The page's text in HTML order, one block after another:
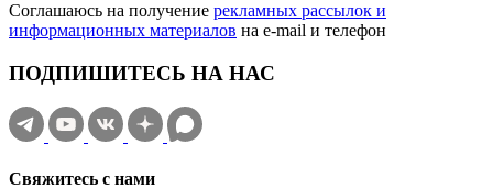
Соглашаюсь на получение рекламных рассылок и
информационных материалов на e‑mail и телефон
ПОДПИШИТЕСЬ НА НАС
Свяжитесь с нами